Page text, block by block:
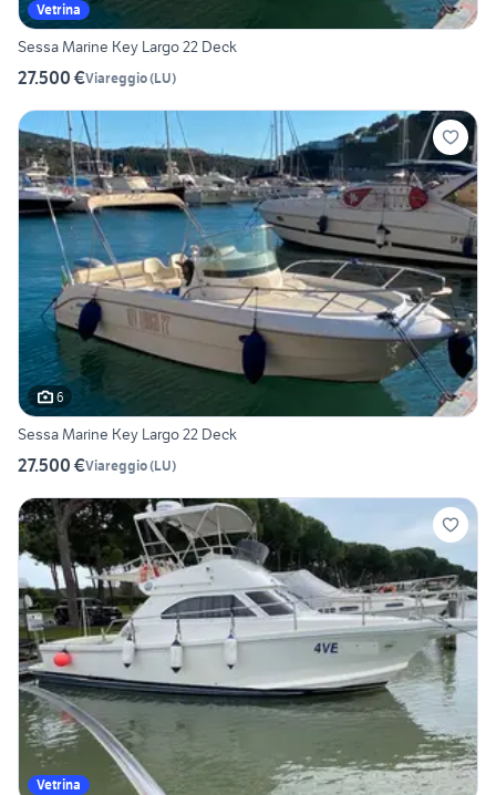
Vetrina
Sessa Marine Key Largo 22 Deck
27.500 €Viareggio(LU)
6
Sessa Marine Key Largo 22 Deck
27.500 €Viareggio(LU)
Vetrina